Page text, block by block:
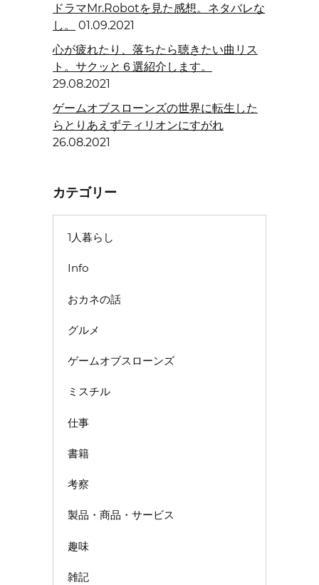
ドラマMr.Robotを見た感想。ネタバレな
し。
01.09.2021
心が疲れたり、落ちたら聴きたい曲リス
ト。サクッと６選紹介します。
29.08.2021
ゲームオブスローンズの世界に転生した
らとりあえずティリオンにすがれ
26.08.2021
カテゴリー
1人暮らし
Info
おカネの話
グルメ
ゲームオブスローンズ
ミスチル
仕事
書籍
考察
製品・商品・サービス
趣味
雑記